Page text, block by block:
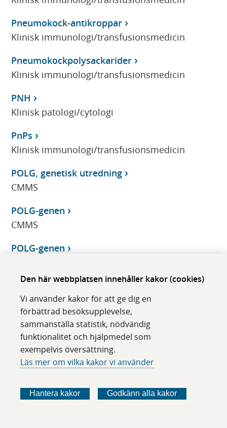
Den här webbplatsen innehåller kakor (cookies)
Vi använder kakor för att ge dig en
förbättrad besöksupplevelse,
sammanställa statistik, nödvändig
funktionalitet och hjälpmedel som
exempelvis översättning.
Läs mer om vilka kakor vi använder
Hantera kakor Godkänn alla kakor
Pneumokock-antikroppar
Klinisk immunologi/transfusionsmedicin
Pneumokockpolysackarider
Klinisk immunologi/transfusionsmedicin
PNH
Klinisk patologi/cytologi
PnPs
Klinisk immunologi/transfusionsmedicin
POLG, genetisk utredning
CMMS
POLG-genen
CMMS
POLG-genen
POLG-genen
CMMS
Poliovirus
Klinisk mikrobiologi
Polymorfi protrombin-gen
Polyomavirus